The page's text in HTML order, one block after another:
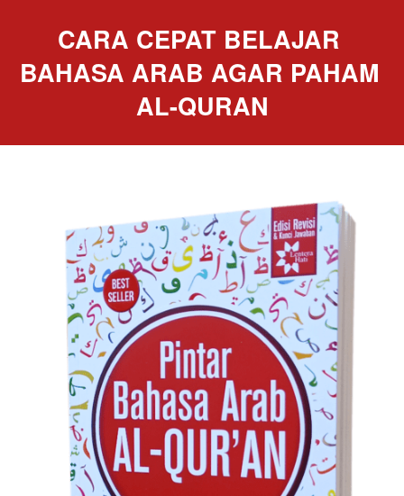
CARA CEPAT BELAJAR
BAHASA ARAB AGAR PAHAM
AL-QURAN